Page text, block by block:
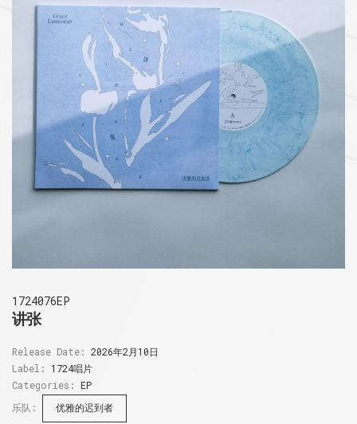
1724076EP
讲张
Release Date: 2026年2月10日
Label:
1724唱片
Categories: EP
乐队:
优雅的迟到者